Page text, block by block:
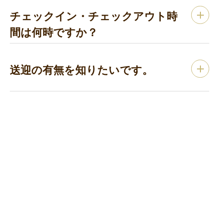
チェックイン・チェックアウト時
間は何時ですか？
送迎の有無を知りたいです。